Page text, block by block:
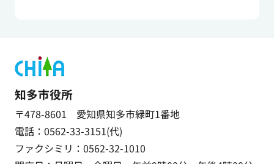
知多市役所
〒478-8601 愛知県知多市緑町1番地
電話：0562-33-3151(代)
ファクシミリ：0562-32-1010